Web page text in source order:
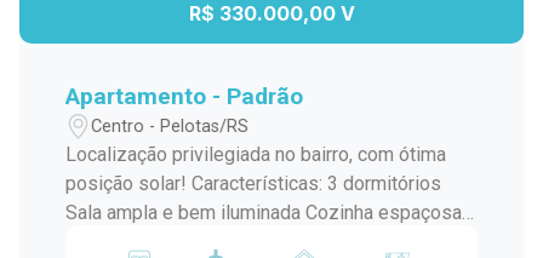
R$ 330.000,00 V
Apartamento - Padrão
Centro - Pelotas/RS
Localização privilegiada no bairro, com ótima
posição solar! Características: 3 dormitórios
Sala ampla e bem iluminada Cozinha espaçosa